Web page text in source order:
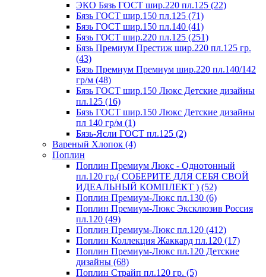
ЭКО Бязь ГОСТ шир.220 пл.125 (22)
Бязь ГОСТ шир.150 пл.125 (71)
Бязь ГОСТ шир.150 пл.140 (41)
Бязь ГОСТ шир.220 пл.125 (251)
Бязь Премиум Престиж шир.220 пл.125 гр.
(43)
Бязь Премиум Премиум шир.220 пл.140/142
гр/м (48)
Бязь ГОСТ шир.150 Люкс Детские дизайны
пл.125 (16)
Бязь ГОСТ шир.150 Люкс Детские дизайны
пл 140 гр/м (1)
Бязь-Ясли ГОСТ пл.125 (2)
Вареный Хлопок (4)
Поплин
Поплин Премиум Люкс - Однотонный
пл.120 гр.( СОБЕРИТЕ ДЛЯ СЕБЯ СВОЙ
ИДЕАЛЬНЫЙ КОМПЛЕКТ ) (52)
Поплин Премиум-Люкс пл.130 (6)
Поплин Премиум-Люкс Эксклюзив Россия
пл.120 (49)
Поплин Премиум-Люкс пл.120 (412)
Поплин Коллекция Жаккард пл.120 (17)
Поплин Премиум-Люкс пл.120 Детские
дизайны (68)
Поплин Страйп пл.120 гр. (5)